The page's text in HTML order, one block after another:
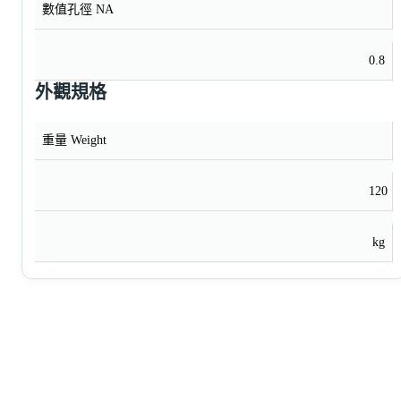
數值孔徑 NA
0.8
外觀規格
重量 Weight
120
kg